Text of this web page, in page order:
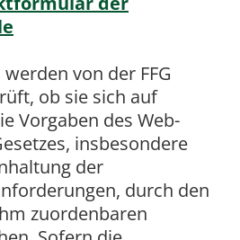
von der FFG
ob sie sich auf
Vorgaben des Web-
insbesondere
der
durch den
zuordenbaren